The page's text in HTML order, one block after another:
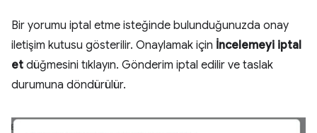
Bir yorumu iptal etme isteğinde bulunduğunuzda onay
iletişim kutusu gösterilir. Onaylamak için İncelemeyi iptal
et düğmesini tıklayın. Gönderim iptal edilir ve taslak
durumuna döndürülür.